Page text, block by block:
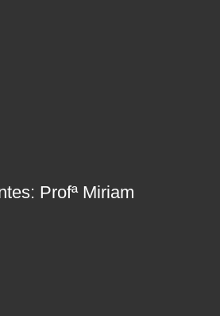
Profª Miriam